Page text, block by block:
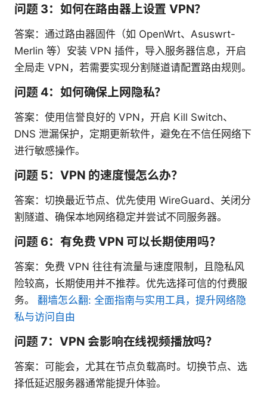
问题 3：如何在路由器上设置 VPN？
答案：通过路由器固件（如 OpenWrt、Asuswrt-
Merlin 等）安装 VPN 插件，导入服务器信息，开启
全局走 VPN，若需要实现分割隧道请配置路由规则。
问题 4：如何确保上网隐私？
答案：使用信誉良好的 VPN，开启 Kill Switch、
DNS 泄漏保护，定期更新软件，避免在不信任网络下
进行敏感操作。
问题 5：VPN 的速度慢怎么办？
答案：切换最近节点、优先使用 WireGuard、关闭分
割隧道、确保本地网络稳定并尝试不同服务器。
问题 6：有免费 VPN 可以长期使用吗？
答案：免费 VPN 往往有流量与速度限制，且隐私风
险较高，长期使用并不推荐。优先选择可信的付费服
务。 翻墙怎么翻: 全面指南与实用工具，提升网络隐
私与访问自由
问题 7：VPN 会影响在线视频播放吗？
答案：可能会，尤其在节点负载高时。切换节点、选
择低延迟服务器通常能提升体验。